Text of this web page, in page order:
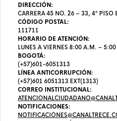
DIRECCIÓN:
CARRERA 45 NO. 26 – 33, 4º PISO
CÓDIGO POSTAL:
111711
HORARIO DE ATENCIÓN:
LUNES A VIERNES 8:00 A.M. –
BOGOTÁ:
(+57)601-6051313
LÍNEA ANTICORRUPCIÓN:
(+57)601 6051313 EXT(1313)
CORREO INSTITUCIONAL:
NOTIFICACIONES: